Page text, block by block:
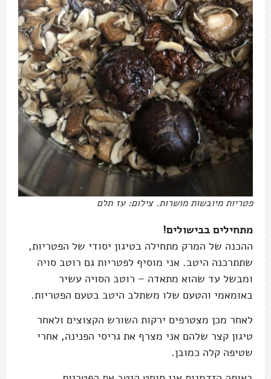
פטריות מיובשות מושרות. צילום: עז תלם
מתחילים בבישולים!
ההכנה של המרק מתחילה בטיגון יסודי של הפטריות,
שתתרכנה היטב. אני מוסיף לפטריות גם רוטב סויה
ומבשל עד שהוא מתאדה – רוטב הסויה עשיר
באומאמי והטעם שלו משתלב היטב בטעם הפטריות.
לאחר מכן מצטרפים ירקות השורש הקצוצים ולאחר
טיגון קצר שלהם אני מצרף את גריסי הפנינה, אחרי
שטיפה קלה כמובן.